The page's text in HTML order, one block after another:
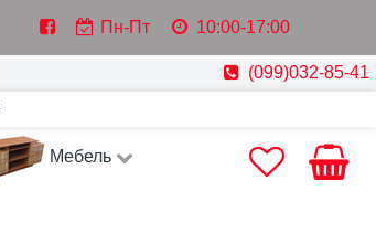
Пн-Пт 10:00-17:00
(099)032-85-41
Мебель